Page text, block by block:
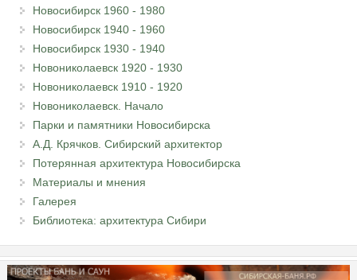
Новосибирск 1960 - 1980
Новосибирск 1940 - 1960
Новосибирск 1930 - 1940
Новониколаевск 1920 - 1930
Новониколаевск 1910 - 1920
Новониколаевск. Начало
Парки и памятники Новосибирска
А.Д. Крячков. Сибирский архитектор
Потерянная архитектура Новосибирска
Материалы и мнения
Галерея
Библиотека: архитектура Сибири